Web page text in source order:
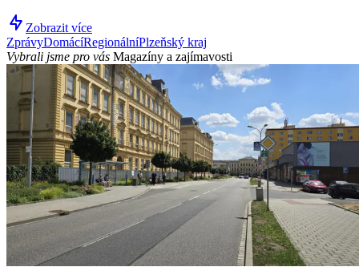
Zobrazit více
ZprávyDomácíRegionálníPlzeňský kraj
Vybrali jsme pro vás Magazíny a zajímavosti